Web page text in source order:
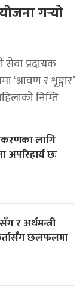
गर्‍यो
सेवा प्रदायक
र शृङ्गार’
निम्ति
लागि
अपरिहार्य छः
र अर्थमन्त्री
छलफलमा